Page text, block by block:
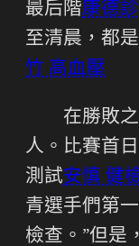
最后階康德
至清晨，都
竹 高血壓
在勝敗
人。比賽首
測試安慎 健
青選手們第
檢查。”但是